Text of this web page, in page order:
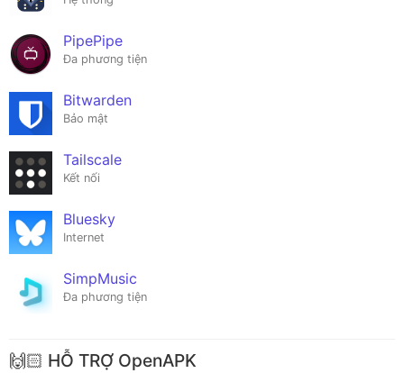
PipePipe
Đa phương tiện
Bitwarden
Bảo mật
Tailscale
Kết nối
Bluesky
Internet
SimpMusic
Đa phương tiện
🙌🏻 HỖ TRỢ OpenAPK